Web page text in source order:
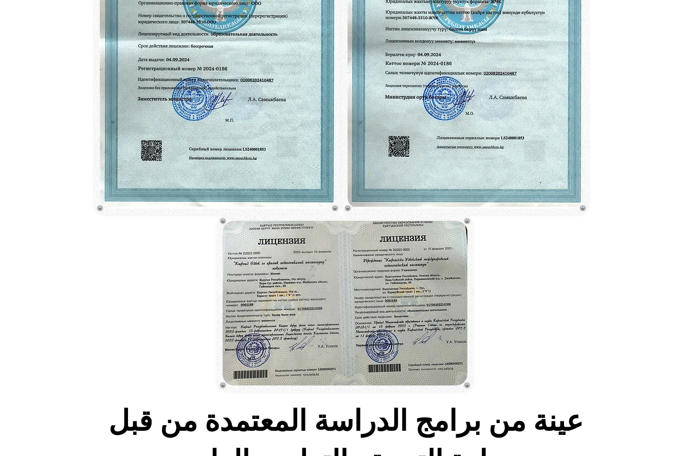
عينة من برامج الدراسة المعتمدة من قبل